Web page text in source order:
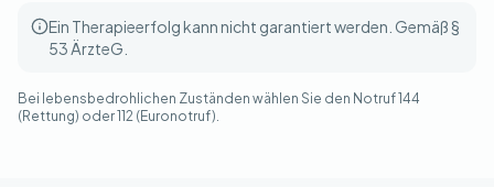
Ein Therapieerfolg kann nicht garantiert werden. Gemäß §
53 ÄrzteG.
Bei lebensbedrohlichen Zuständen wählen Sie den Notruf 144
(Rettung) oder 112 (Euronotruf).